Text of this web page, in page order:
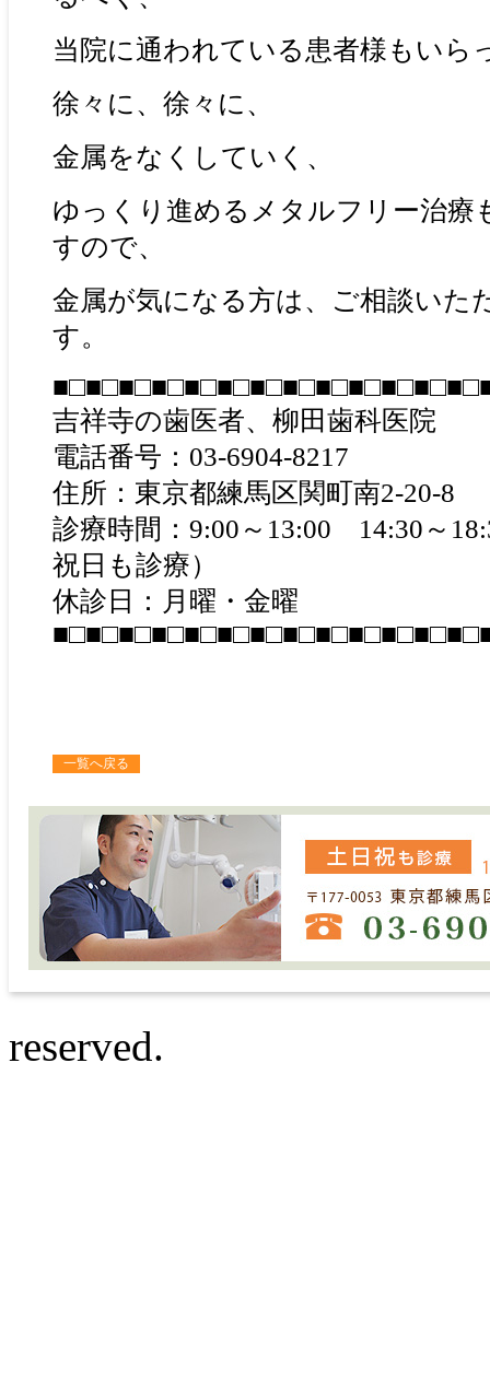
当院に通われている患者様もいら
徐々に、徐々に、
金属をなくしていく、
ゆっくり進めるメタルフリー治療
すので、
金属が気になる方は、ご相談いた
す。
吉祥寺の歯医者、柳田歯科医院
電話番号：03-6904-8217
住所：東京都練馬区関町南2-20-8
診療時間：9:00～13:00 14:30～
祝日も診療）
休診日：月曜・金曜
一覧へ戻る
reserved.